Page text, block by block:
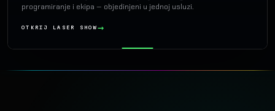
programiranje i ekipa — objedinjeni u jednoj usluzi.
OTKRIJ LASER SHOW